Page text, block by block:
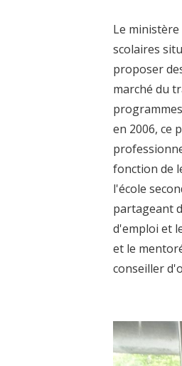
Le
scolaires
proposer
marché du
en 2006, ce
fonction de
l'école
partageant
d'emploi et
et le
conseiller